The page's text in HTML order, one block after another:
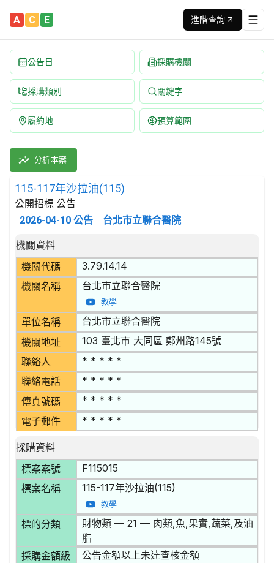
A C E 進階查詢
公告日 採購機關
採購類別 關鍵字
履約地 預算範圍
115-117年沙拉油(115) 招標公告 | 案號：F115015 | 公開招標
採購類別：財物類 肉類,魚,果實,蔬菜,及油脂 | 招標方式：
分析本案
115-117年沙拉油(115)
公開招標 公告
2026-04-10 公告 台北市立聯合醫院
招標公告詳細內容
機關資料
機關代碼
3.79.14.14
機關名稱 台北市立聯合醫院
教學
單位名稱 台北市立聯合醫院
機關地址 103 臺北市 大同區 鄭州路145號
聯絡人 * * * * *
聯絡電話 * * * * *
傳真號碼 * * * * *
電子郵件 * * * * *
採購資料
標案案號
F115015
標案名稱 115-117年沙拉油(115)
教學
標的分類
財物類 — 21 — 肉類,魚,果實,蔬菜,及油
脂
採購金額級
公告金額以上未達查核金額